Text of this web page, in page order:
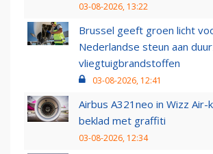
03-08-2026, 13:22
Brussel geeft groen licht
Nederlandse steun aan
vliegtuigbrandstoffen
03-08-2026, 12:41
Airbus A321neo in Wizz Air-
beklad met graffiti
03-08-2026, 12:34